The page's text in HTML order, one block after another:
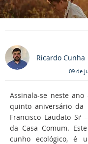
Ricardo Cunha
09 de
Assinala-se neste
quinto aniversário da
Francisco Laudato
da Casa Comum.
cunho ecológico, é